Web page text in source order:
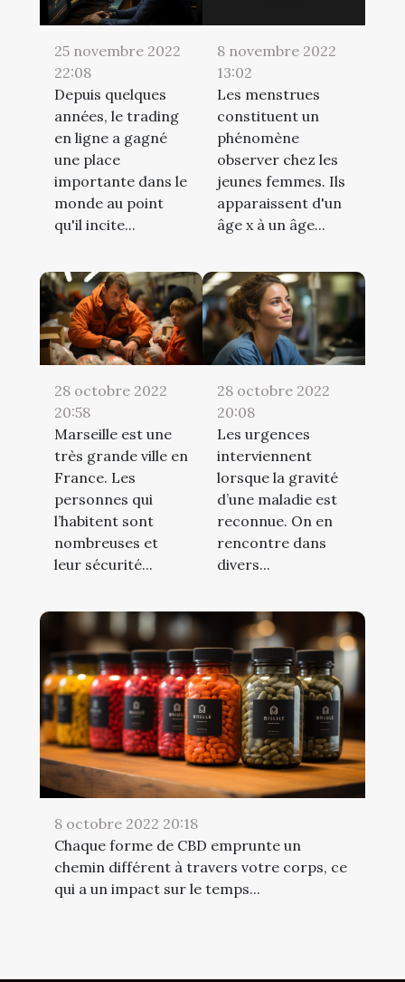
25 novembre 2022
22:08
Depuis quelques
années, le trading
en ligne a gagné
une place
importante dans le
monde au point
qu'il incite...
8 novembre 2022
13:02
Les menstrues
constituent un
phénomène
observer chez les
jeunes femmes. Ils
apparaissent d'un
âge x à un âge...
28 octobre 2022
20:58
Marseille est une
très grande ville en
France. Les
personnes qui
l’habitent sont
nombreuses et
leur sécurité...
28 octobre 2022
20:08
Les urgences
interviennent
lorsque la gravité
d’une maladie est
reconnue. On en
rencontre dans
divers...
8 octobre 2022 20:18
Chaque forme de CBD emprunte un
chemin différent à travers votre corps, ce
qui a un impact sur le temps...